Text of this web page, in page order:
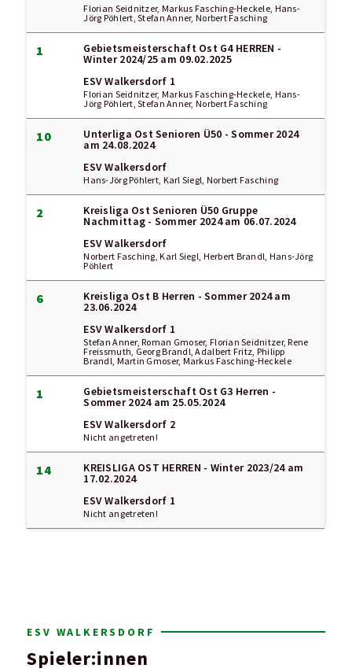
Florian Seidnitzer, Markus Fasching-Heckele, Hans-
Jörg Pöhlert, Stefan Anner, Norbert Fasching
1 Gebietsmeisterschaft Ost G4 HERREN -
Winter 2024/25 am 09.02.2025
ESV Walkersdorf 1
Florian Seidnitzer, Markus Fasching-Heckele, Hans-
Jörg Pöhlert, Stefan Anner, Norbert Fasching
10 Unterliga Ost Senioren Ü50 - Sommer 2024
am 24.08.2024
ESV Walkersdorf
Hans-Jörg Pöhlert, Karl Siegl, Norbert Fasching
2 Kreisliga Ost Senioren Ü50 Gruppe
Nachmittag - Sommer 2024am 06.07.2024
ESV Walkersdorf
Norbert Fasching, Karl Siegl, Herbert Brandl, Hans-Jörg
Pöhlert
6 Kreisliga Ost B Herren - Sommer 2024am
23.06.2024
ESV Walkersdorf 1
Stefan Anner, Roman Gmoser, Florian Seidnitzer, Rene
Freissmuth, Georg Brandl, Adalbert Fritz, Philipp
Brandl, Martin Gmoser, Markus Fasching-Heckele
1 Gebietsmeisterschaft Ost G3 Herren -
Sommer 2024am 25.05.2024
ESV Walkersdorf 2
Nicht angetreten!
14 KREISLIGA OST HERREN - Winter 2023/24am
17.02.2024
ESV Walkersdorf 1
Nicht angetreten!
ESV WALKERSDORF
Spieler:innen